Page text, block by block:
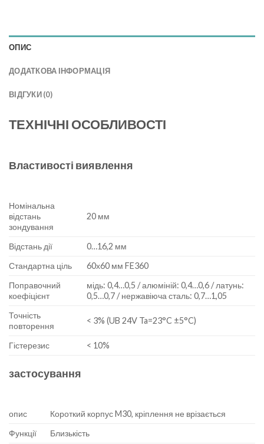
ОПИС
ДОДАТКОВА ІНФОРМАЦІЯ
ВІДГУКИ (0)
ТЕХНІЧНІ ОСОБЛИВОСТІ
Властивості виявлення
Номінальна
відстань
зондування
20 мм
Відстань дії
0…16,2 мм
Стандартна ціль
60х60 мм FE360
Поправочний
коефіцієнт
мідь: 0,4…0,5 / алюміній: 0,4…0,6 / латунь:
0,5…0,7 / нержавіюча сталь: 0,7…1,05
Точність
повторення
< 3% (UB 24V Ta=23°C ±5°C)
Гістерезис < 10%
застосування
опис
Короткий корпус M30, кріплення не врізається
Функції
Близькість